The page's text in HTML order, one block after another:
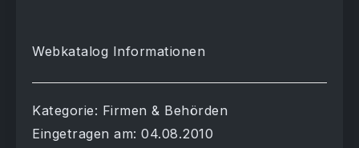
Webkatalog Informationen
Kategorie: Firmen & Behörden
Eingetragen am: 04.08.2010